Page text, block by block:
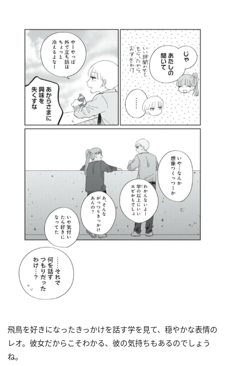
飛鳥を好きになったきっかけを話す学を見て、穏やかな表情の
レオ。彼女だからこそわかる、彼の気持ちもあるのでしょう
ね。